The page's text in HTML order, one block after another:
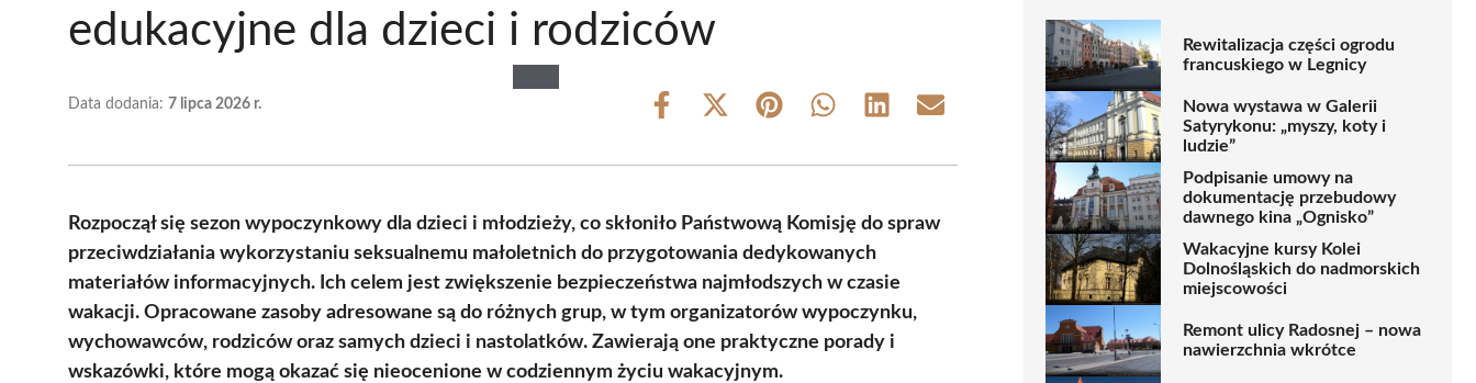
edukacyjne dla dzieci i rodziców
Data dodania: 7 lipca 2026 r.
Share
Share
(Twitter)
Share Share Share Share
Rozpoczął się sezon wypoczynkowy dla dzieci i młodzieży, co skłoniło Państwową Komisję do spraw
przeciwdziałania wykorzystaniu seksualnemu małoletnich do przygotowania dedykowanych
materiałów informacyjnych. Ich celem jest zwiększenie bezpieczeństwa najmłodszych w czasie
wakacji. Opracowane zasoby adresowane są do różnych grup, w tym organizatorów wypoczynku,
wychowawców, rodziców oraz samych dzieci i nastolatków. Zawierają one praktyczne porady i
wskazówki, które mogą okazać się nieocenione w codziennym życiu wakacyjnym.
Rewitalizacja części ogrodu
francuskiego w Legnicy
Nowa wystawa w Galerii
Satyrykonu: „myszy, koty i
ludzie”
Podpisanie umowy na
dokumentację przebudowy
dawnego kina „Ognisko”
Wakacyjne kursy Kolei
Dolnośląskich do nadmorskich
miejscowości
Remont ulicy Radosnej – nowa
nawierzchnia wkrótce